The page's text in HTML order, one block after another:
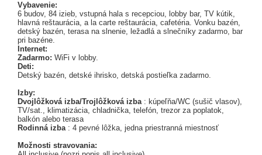
Vybavenie:
6 budov, 84 izieb, vstupná hala s recepciou, lobby bar, TV kútik,
hlavná reštaurácia, a la carte reštaurácia, cafetéria. Vonku bazén,
detský bazén, terasa na slnenie, ležadlá a slnečníky zadarmo, bar
pri bazéne.
Internet:
Zadarmo: WiFi v lobby.
Deti:
Detský bazén, detské ihrisko, detská postieľka zadarmo.
Izby:
Dvojlôžková izba/Trojlôžková izba: kúpeľňa/WC (sušič vlasov),
TV/sat., klimatizácia, chladnička, telefón, trezor za poplatok,
balkón alebo terasa
Rodinná izba: 4 pevné lôžka, jedna priestranná miestnosť
Možnosti stravovania: